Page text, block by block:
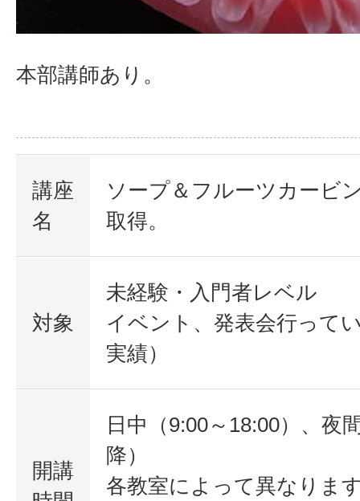
本部講師あり。
講座
名
ソープ＆フルーツカービ
取得。
対象
未経験・入門者レベル
イベント、発表会行って
実績）
開講
日中（9:00～18:00）、夜
降）
各教室によって異なりま